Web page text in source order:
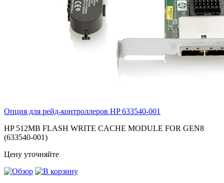
Опция для pейд-контроллеров HP633540-001
HP 512MB FLASH WRITE CACHE MODULE FOR GEN8
(633540-001)
Цену уточняйте